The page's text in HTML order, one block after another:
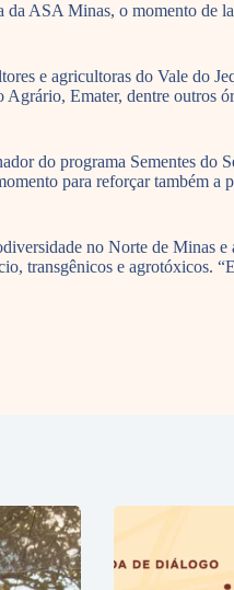
ASA Minas, o momento de
e agricultoras do Vale do
Emater, dentre outros
do programa Sementes do
para reforçar
no Norte de Minas
transgênicos e agrotóxicos.